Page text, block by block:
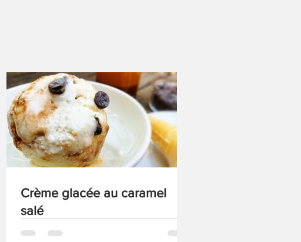
Crème glacée au caramel
salé